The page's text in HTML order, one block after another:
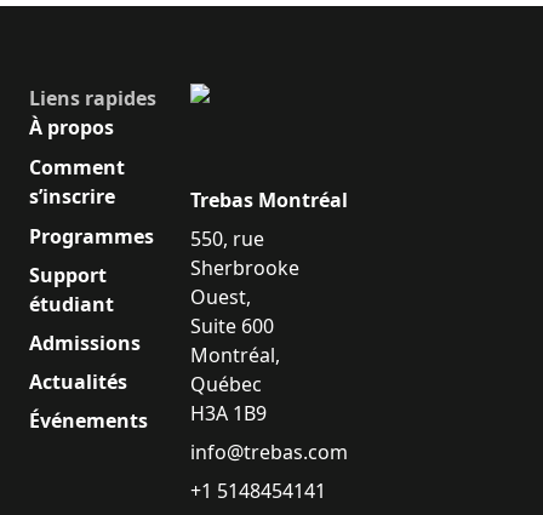
Liens rapides
À propos
Comment
s’inscrire
Programmes
Support
étudiant
Admissions
Actualités
Événements
Trebas Montréal
550, rue
Sherbrooke
Ouest,
Suite 600
Montréal,
Québec
H3A 1B9
info@trebas.com
+1 5148454141